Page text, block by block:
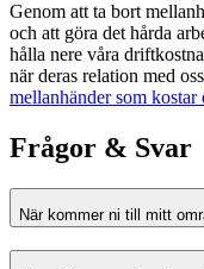
Genom att ta bort
och att göra det hårda
hålla nere våra
när deras relation med
mellanhänder som kostar
Frågor & Svar
När kommer ni till mitt